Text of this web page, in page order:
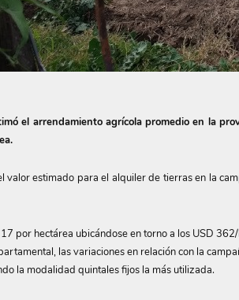
el arrendamiento agrícola promedio en la
valor estimado para el alquiler de tierras en la
por hectárea ubicándose en torno a los USD
las variaciones en relación con la
la modalidad quintales fijos la más utilizada.